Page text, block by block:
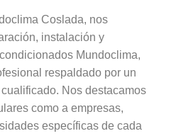
Coslada, nos
instalación y
Mundoclima,
respaldado por un
Nos destacamos
como a empresas,
específicas de cada